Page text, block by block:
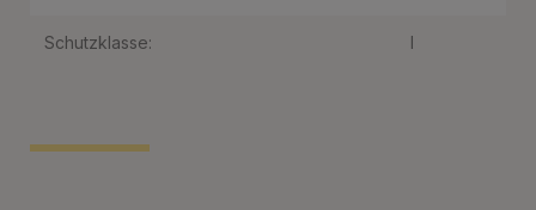
Schutzklasse: I